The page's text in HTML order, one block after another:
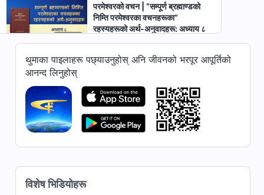
परमेश्‍वरको वचन | “सम्पूर्ण ब्रह्माण्डको
निम्ति परमेश्‍वरका वचनहरूका”
रहस्यहरूको अर्थ-अनुवादहरू: अध्याय ८
29:39
परमेश्‍वरको वचन | “सम्पूर्ण ब्रह्माण्डको
अर्थ-अनुवादहरू: अध्याय ९”
परमेश्‍वरको वचन | “सम्पूर्ण ब्रह्माण्डको
निम्ति परमेश्‍वरका वचनहरूका”
रहस्यहरूको अर्थ-अनुवादहरू—परिशिष्ट:
थुमाका पाइलाहरू पछ्याउनुहोस् अनि जीवनको भरपूर आपूर्तिको
आनन्द लिनुहोस्
विशेष भिडियोहरू